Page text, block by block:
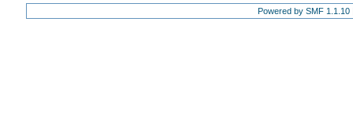
Powered by SMF 1.1.10